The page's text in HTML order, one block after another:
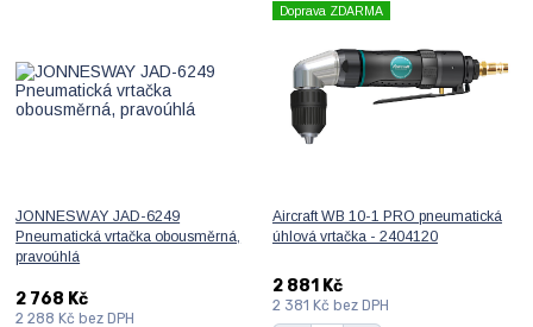
JONNESWAY JAD-6249
Pneumatická vrtačka obousměrná,
pravoúhlá
2 768 Kč
2 288 Kčbez DPH
Doprava ZDARMA
Aircraft WB 10-1 PRO pneumatická
úhlová vrtačka - 2404120
2 881 Kč
2 381 Kč bez DPH